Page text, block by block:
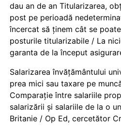
dau an de an Titularizarea,
post pe perioadă
încercat să ținem cât se
posturile titularizabile / La
garanta de la început
Salarizarea învățământului
prea mici sau taxare pe
Comparație între salariile
salarizării și salariile de la o
Britanie / Op Ed, cercetător